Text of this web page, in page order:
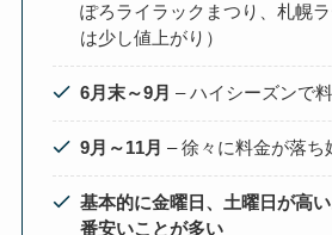
ぽろライラックまつり、札幌
は少し値上がり）
6月末～9月 – ハイシーズンで
9月～11月 – 徐々に料金が落ち
基本的に金曜日、土曜日が高
番安いことが多い